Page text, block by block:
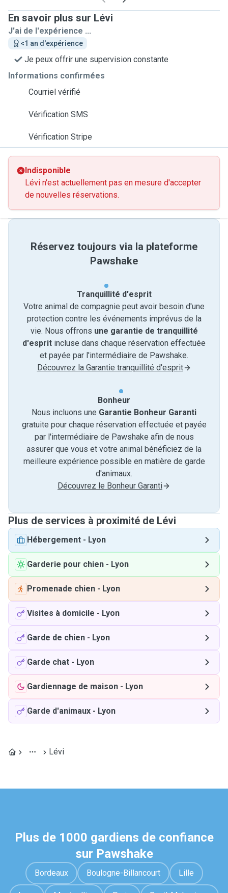
En savoir plus sur Lévi
J'ai de l'expérience ...
<1 an d'expérience
Je peux offrir une supervision constante
Informations confirmées
Courriel vérifié
Vérification SMS
Vérification Stripe
Indisponible
Lévi n'est actuellement pas en mesure d'accepter
de nouvelles réservations.
Réservez toujours via la plateforme
Pawshake
Tranquillité d'esprit
Votre animal de compagnie peut avoir besoin d'une
protection contre les événements imprévus de la
vie. Nous offrons une garantie de tranquillité
d'esprit incluse dans chaque réservation effectuée
et payée par l'intermédiaire de Pawshake.
Découvrez la Garantie tranquillité d'esprit
Bonheur
Nous incluons une Garantie Bonheur Garanti
gratuite pour chaque réservation effectuée et payée
par l'intermédiaire de Pawshake afin de nous
assurer que vous et votre animal bénéficiez de la
meilleure expérience possible en matière de garde
d'animaux.
Découvrez le Bonheur Garanti
Plus de services à proximité de Lévi
Hébergement - Lyon
Garderie pour chien - Lyon
Promenade chien - Lyon
Visites à domicile - Lyon
Garde de chien - Lyon
Garde chat - Lyon
Gardiennage de maison - Lyon
Garde d'animaux - Lyon
Lévi
Plus de 1000 gardiens de confiance
sur Pawshake
Bordeaux Boulogne-Billancourt Lille